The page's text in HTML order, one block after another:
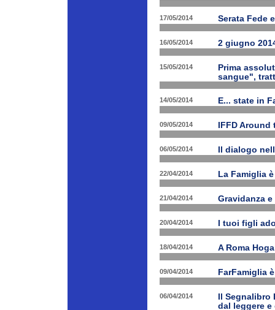
17/05/2014 Serata Fede
16/05/2014 2 giugno
15/05/2014
Prima
sangue",
14/05/2014 E... state in
09/05/2014 IFFD
06/05/2014 Il dialogo
22/04/2014 La Famiglia
21/04/2014 Gravidanza
20/04/2014 I tuoi figli
18/04/2014 A Roma
09/04/2014 FarFamiglia
06/04/2014
Il
dal leggere